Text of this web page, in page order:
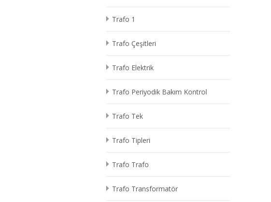
Trafo 1
Trafo Çeşitleri
Trafo Elektrik
Trafo Periyodik Bakım Kontrol
Trafo Tek
Trafo Tipleri
Trafo Trafo
Trafo Transformatör